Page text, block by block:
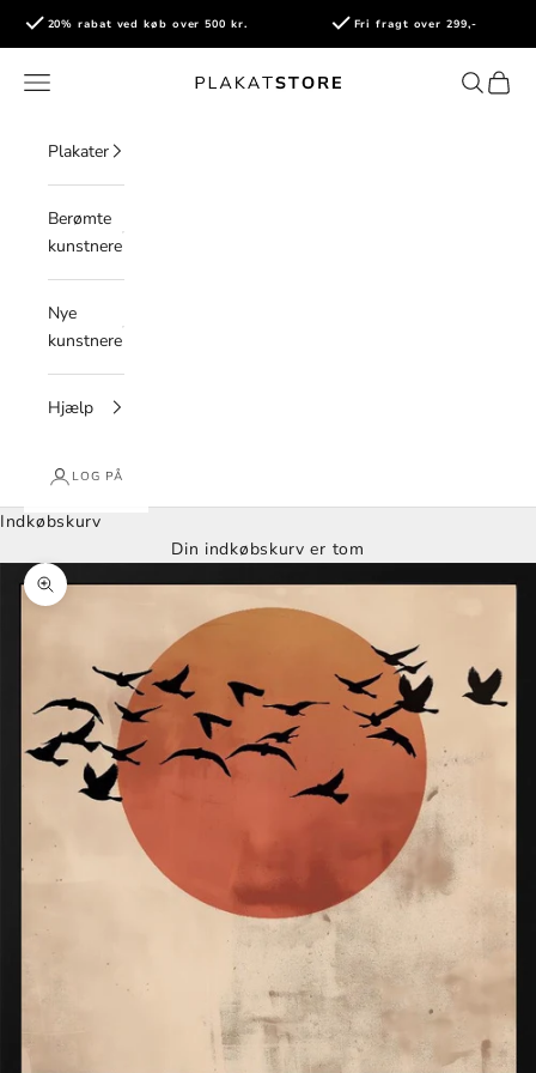
Spring til indhold
20% rabat ved køb over 500 kr. Fri fragt over 299,-
PlakatStore
Åbn navigationsmenu ÅbnÅbn
Plakater
Berømte
kunstnere
Nye
kunstnere
Hjælp
LOG PÅ
Indkøbskurv
Din indkøbskurv er tom
Zoom